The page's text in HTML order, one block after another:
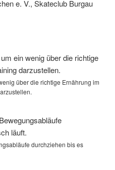
e. V., Skateclub Burgau
über die richtige Ernährung im
durchziehen bis es